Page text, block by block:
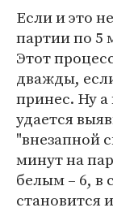
Если и это
партии по 5
Этот
дважды,
принес. Ну а
удается
"внезапной
минут на
белым – 6, в
становится